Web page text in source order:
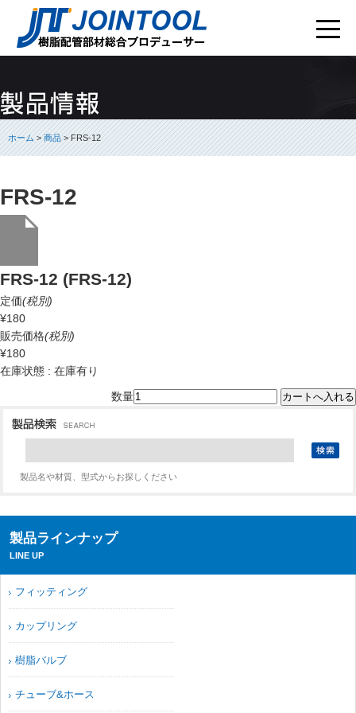
ホーム>商品> FRS-12
FRS-12
FRS-12 (FRS-12)
定価(税別)
¥180
販売価格(税別)
¥180
在庫状態 : 在庫有り
数量
製品名や材質、型式からお探しください
製品ラインナップ
LINE UP
フィッティング
カップリング
樹脂バルブ
チューブ&ホース